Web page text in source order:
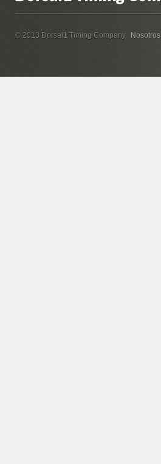
© 2013 Dorsal1 Timing Company. Nosotros